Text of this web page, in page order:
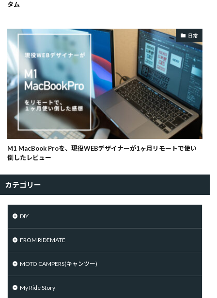
タム
日常
M1 MacBook Proを、現役WEBデザイナーが1ヶ月リモートで使い
倒したレビュー
カテゴリー
DIY
FROM RIDEMATE
MOTO CAMPERS(キャンツー)
My Ride Story